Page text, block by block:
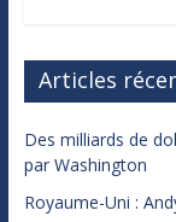
Articles
Des milliards de
par Washington
Royaume-Uni :